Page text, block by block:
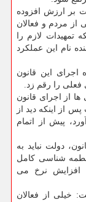
بر ارزش افزوده
از مردم و فعالان
تمهیدات لازم را
نام این عملكرد
این قانون
فعلی را رقم زد.
از اجرای قانون
از اینكه دید از
پیش از اتمام
دولت نباید به
شناسی كامل
افزایش نرخ می
خیلی از فعالان